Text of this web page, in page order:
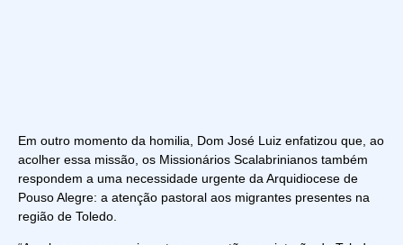
Em outro momento da homilia, Dom José Luiz enfatizou que, ao
acolher essa missão, os Missionários Scalabrinianos também
respondem a uma necessidade urgente da Arquidiocese de
Pouso Alegre: a atenção pastoral aos migrantes presentes na
região de Toledo.